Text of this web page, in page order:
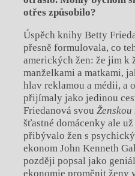
otřes způsobilo?
Úspěch knihy Betty
přesně formulovala, co
amerických žen: že jim k
manželkami a matkami,
hlav reklamou a médii, a
přijímaly jako jedinou
Friedanová svou Ženskou
šťastné domácenky ale
přibývalo žen s
ekonom John Kenneth
později popsal jako
ekonomie proměnit ženy